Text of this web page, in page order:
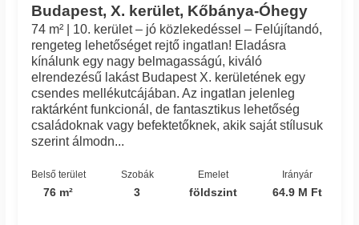
Budapest, X. kerület, Kőbánya-Óhegy
74 m² | 10. kerület – jó közlekedéssel – Felújítandó,
rengeteg lehetőséget rejtő ingatlan! Eladásra
kínálunk egy nagy belmagasságú, kiváló
elrendezésű lakást Budapest X. kerületének egy
csendes mellékutcájában. Az ingatlan jelenleg
raktárként funkcionál, de fantasztikus lehetőség
családoknak vagy befektetőknek, akik saját stílusuk
szerint álmodn...
Belső terület
76 m²
Szobák
3
Emelet
földszint
Irányár
64.9 M Ft